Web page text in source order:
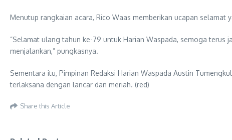
Menutup rangkaian acara, Rico Waas memberikan ucapan
​”Selamat ulang tahun ke-79 untuk Harian Waspada, semoga terus
menjalankan,” pungkasnya.
Sementara itu, Pimpinan Redaksi Harian Waspada Austin
terlaksana dengan lancar dan meriah. (red)
Share this Article